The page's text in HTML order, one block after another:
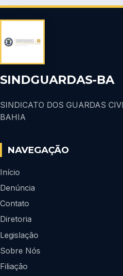
SINDGUARDAS-BA
SINDICATO DOS GUARDAS
BAHIA
NAVEGAÇÃO
Início
Denúncia
Contato
Diretoria
Legislação
Sobre Nós
Filiação